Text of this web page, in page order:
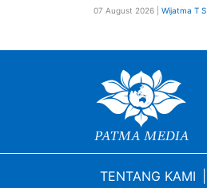
07 August 2026 | Wijatma T S
TENTANG KAMI